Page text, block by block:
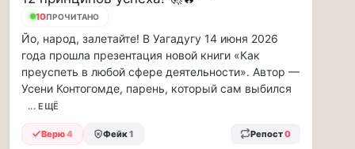
Чайковского!…
Друзья,
приглашаем
на
музыкальную
прогулку
по
Москве
инсайды
Москвы
10ПРОЧИТАНО
Йо, народ, залетайте! В Уагадугу 14 июня 2026
года прошла презентация новой книги «Как
преуспеть в любой сфере деятельности». Автор —
Усени Контогомде, парень, который сам выбился
... ЕЩЁ
Верю4 Фейк1 Репост0